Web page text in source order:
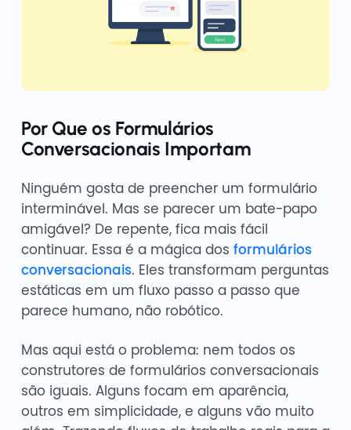
Por Que os Formulários
Conversacionais Importam
Ninguém gosta de preencher um formulário
interminável. Mas se parecer um bate-papo
amigável? De repente, fica mais fácil
continuar. Essa é a mágica dos formulários
conversacionais. Eles transformam perguntas
estáticas em um fluxo passo a passo que
parece humano, não robótico.
Mas aqui está o problema: nem todos os
construtores de formulários conversacionais
são iguais. Alguns focam em aparência,
outros em simplicidade, e alguns vão muito